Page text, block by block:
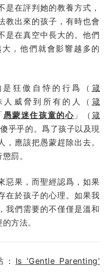
是在評判她的教養方式，
教出來的孩子，有時也會
是在真空中長大的。他們
，他們就會影響越多的
狂傲自恃的行爲（ 箴
威脅到所有的人（ 箴
愚蒙迷住孩童的心 」（ 箴
乎乎的。爲了孩子以及現
應該把愚蒙趕除出去。
罰。
惡果，而聖經認爲，如果
在於孩子的心理。如果我
我們需要的不僅僅是溫和
方法。
Is 'Gentle Parenting'